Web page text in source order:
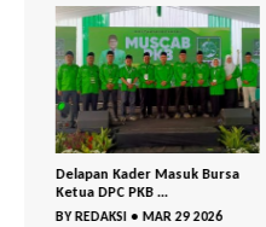
Delapan Kader Masuk Bursa
Ketua DPC PKB ...
BYREDAKSI •MAR 29 2026